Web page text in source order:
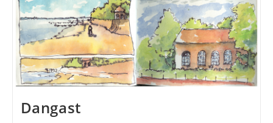
Dangast